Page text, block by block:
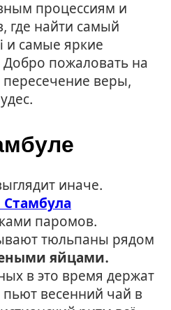
процессиям и
где найти самый
и самые яркие
Добро пожаловать на
пересечение веры,
иначе.
Стамбула
паромов.
тюльпаны рядом
яйцами.
в это время держат
весенний чай в